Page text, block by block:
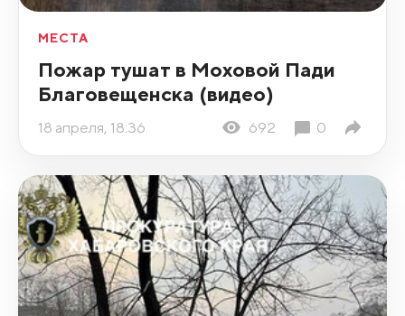
МЕСТА
Пожар тушат в Моховой Пади
Благовещенска (видео)
18 апреля, 18:36 692 0